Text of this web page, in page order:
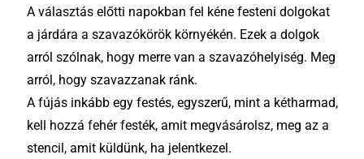
A választás előtti napokban fel kéne festeni dolgokat
a járdára a szavazókörök környékén. Ezek a dolgok
arról szólnak, hogy merre van a szavazóhelyiség. Meg
arról, hogy szavazzanak ránk.
A fújás inkább egy festés, egyszerű, mint a kétharmad,
kell hozzá fehér festék, amit megvásárolsz, meg az a
stencil, amit küldünk, ha jelentkezel.